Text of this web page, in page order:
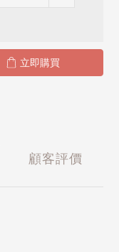
立即購買
顧客評價